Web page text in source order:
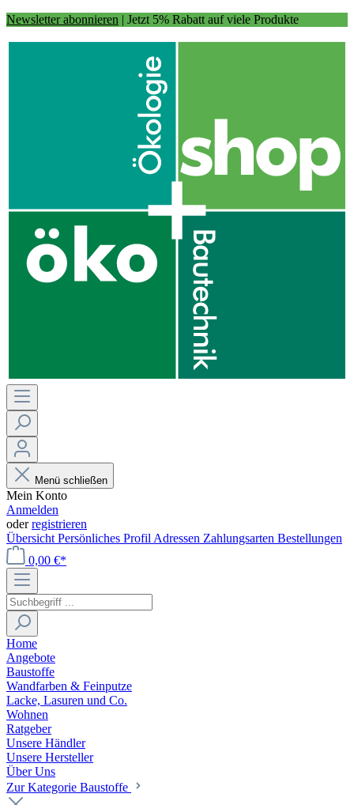
Newsletter abonnieren | Jetzt 5% Rabatt auf viele Produkte
Menü schließen
Mein Konto
Anmelden
oderregistrieren
Übersicht Persönliches Profil Adressen Zahlungsarten Bestellungen
0,00 €*
Home
Angebote
Baustoffe
Wandfarben & Feinputze
Lacke, Lasuren und Co.
Wohnen
Ratgeber
Unsere Händler
Unsere Hersteller
Über Uns
Zur Kategorie Baustoffe